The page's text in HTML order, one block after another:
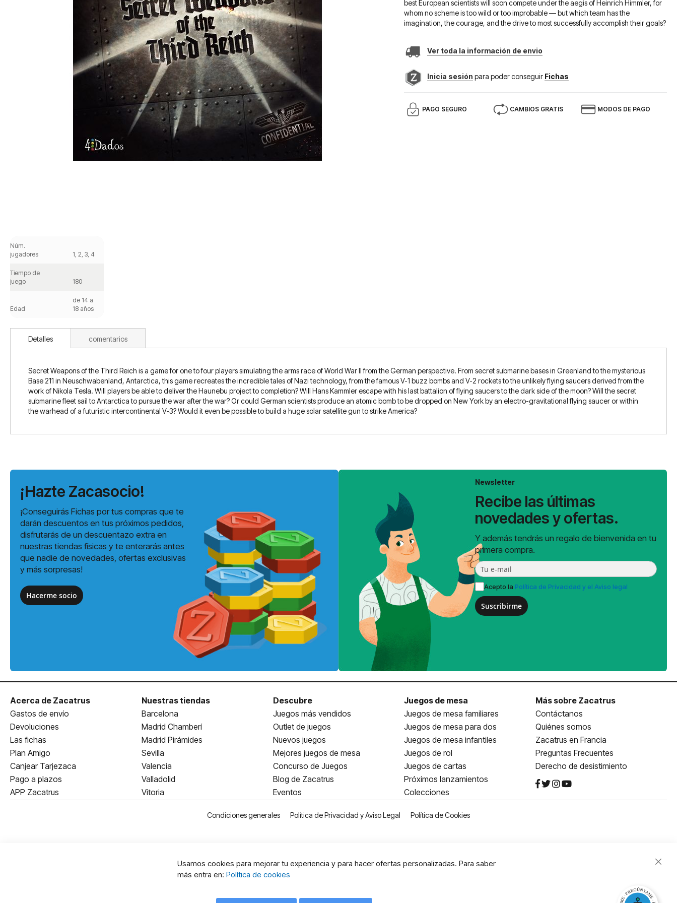
comienzo
de
galería
best European scientists will soon compete under the aegis of Heinrich Himmler, for
whom no scheme is too wild or too improbable — but which team has the
imagination, the courage, and the drive to most successfully accomplish their goals?
Ver toda la información de envio
Inicia sesión para poder conseguir Fichas
PAGO SEGURO CAMBIOS GRATIS MODOS DE PAGO
Núm.
jugadores
1, 2, 3, 4
Tiempo de
juego
180
Edad
de 14 a
18 años
Detalles
Secret Weapons of the Third Reich is a game for one to four players simulating the arms race of World War II from the German perspective. From secret submarine bases in Greenland to the mysterious
Base 211 in Neuschwabenland, Antarctica, this game recreates the incredible tales of Nazi technology, from the famous V-1 buzz bombs and V-2 rockets to the unlikely flying saucers derived from the
work of Nikola Tesla. Will players be able to deliver the Haunebu project to completion? Will Hans Kammler escape with his last battalion of flying saucers to the dark side of the moon? Will the secret
submarine fleet sail to Antarctica to pursue the war after the war? Or could German scientists produce an atomic bomb to be dropped on New York by an electro-gravitational flying saucer or within
the warhead of a futuristic intercontinental V-3? Would it even be possible to build a huge solar satellite gun to strike America?
comentarios
¡Hazte Zacasocio!
¡Conseguirás Fichas por tus compras que te
darán descuentos en tus próximos pedidos,
disfrutarás de un descuentazo extra en
nuestras tiendas físicas y te enterarás antes
que nadie de novedades, ofertas exclusivas
y más sorpresas!
Hacerme socio
Newsletter
Recibe las últimas
novedades y ofertas.
Y además tendrás un regalo de bienvenida en tu
primera compra.
Acepto la Política de Privacidad y el Aviso legal
Suscribirme
Acerca de Zacatrus
Gastos de envío
Devoluciones
Las fichas
Plan Amigo
Canjear Tarjezaca
Pago a plazos
APP Zacatrus
Nuestras tiendas
Barcelona
Madrid Chamberí
Madrid Pirámides
Sevilla
Valencia
Valladolid
Vitoria
Descubre
Juegos más vendidos
Outlet de juegos
Nuevos juegos
Mejores juegos de mesa
Concurso de Juegos
Blog de Zacatrus
Eventos
Juegos de mesa
Juegos de mesa familiares
Juegos de mesa para dos
Juegos de mesa infantiles
Juegos de rol
Juegos de cartas
Próximos lanzamientos
Colecciones
Más sobre Zacatrus
Contáctanos
Quiénes somos
Zacatrus en Francia
Preguntas Frecuentes
Derecho de desistimiento
Condiciones generales Política de Privacidad y Aviso Legal Política de Cookies
Usamos cookies para mejorar tu experiencia y para hacer ofertas personalizadas. Para saber
más entra en: Política de cookies